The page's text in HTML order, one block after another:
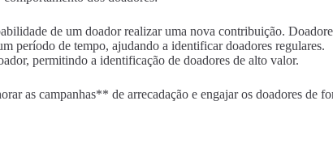
de um doador realizar uma nova contribuição.
período de tempo, ajudando a identificar doadores regulares.
permitindo a identificação de doadores de alto valor.
as campanhas** de arrecadação e engajar os doadores de